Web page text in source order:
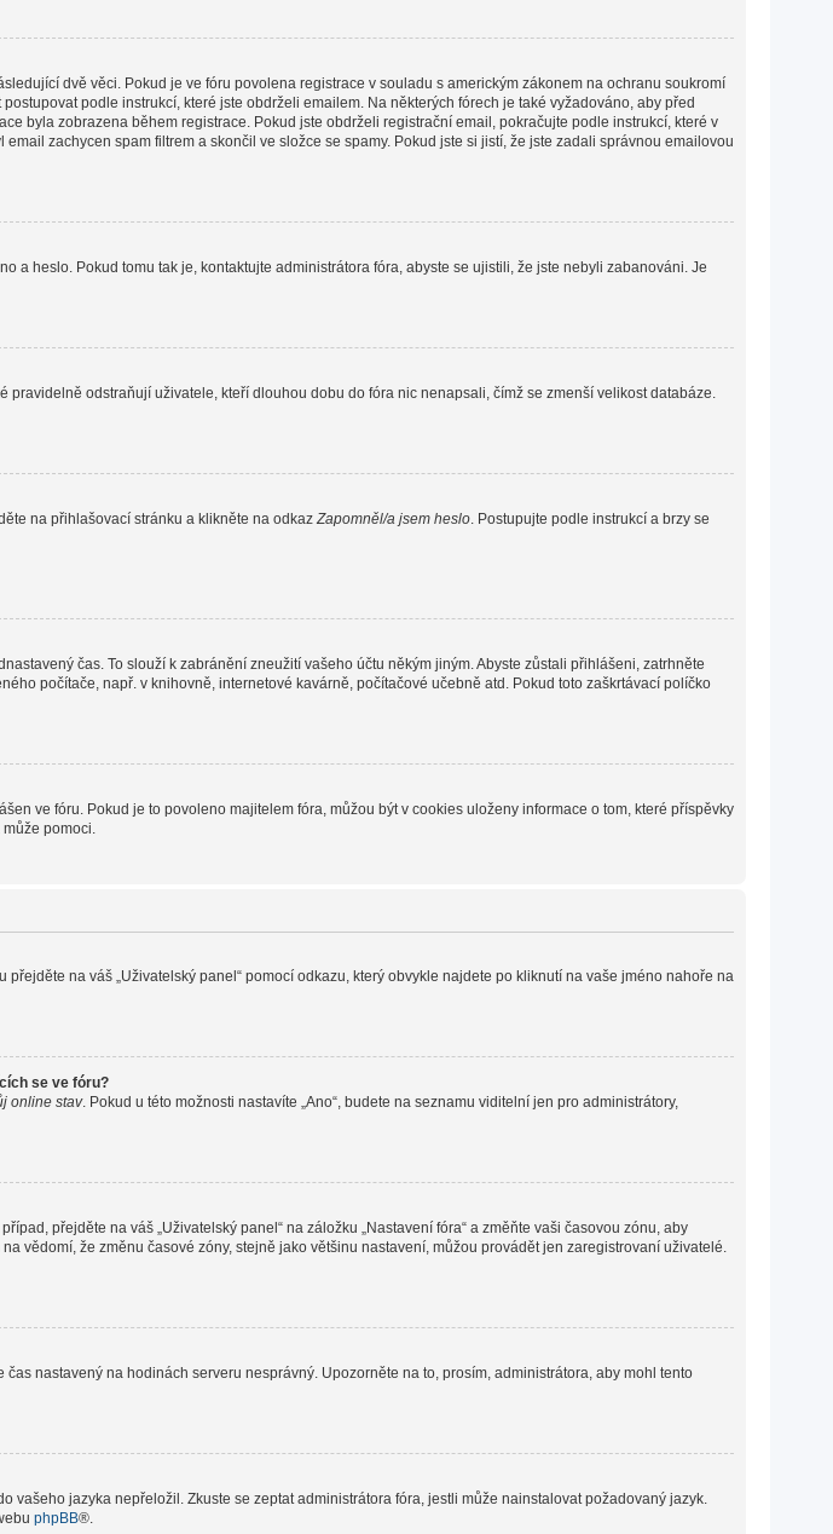
dvě věci. Pokud je ve fóru povolena registrace v souladu s americkým zákonem na ochranu soukromí
podle instrukcí, které jste obdrželi emailem. Na některých fórech je také vyžadováno, aby před
byla zobrazena během registrace. Pokud jste obdrželi registrační email, pokračujte podle instrukcí, které v
zachycen spam filtrem a skončil ve složce se spamy. Pokud jste si jistí, že jste zadali správnou emailovou
a heslo. Pokud tomu tak je, kontaktujte administrátora fóra, abyste se ujistili, že jste nebyli zabanováni. Je
odstraňují uživatele, kteří dlouhou dobu do fóra nic nenapsali, čímž se zmenší velikost databáze.
na přihlašovací stránku a klikněte na odkazZapomněl/a jsem heslo. Postupujte podle instrukcí a brzy se
čas. To slouží k zabránění zneužití vašeho účtu někým jiným. Abyste zůstali přihlášeni, zatrhněte
počítače, např. v knihovně, internetové kavárně, počítačové učebně atd. Pokud toto zaškrtávací políčko
ve fóru. Pokud je to povoleno majitelem fóra, můžou být v cookies uloženy informace o tom, které příspěvky
pomoci.
na váš „Uživatelský panel“ pomocí odkazu, který obvykle najdete po kliknutí na vaše jméno nahoře na
se ve fóru?
online stav. Pokud u této možnosti nastavíte „Ano“, budete na seznamu viditelní jen pro administrátory,
přejděte na váš „Uživatelský panel“ na záložku „Nastavení fóra“ a změňte vaši časovou zónu, aby
vědomí, že změnu časové zóny, stejně jako většinu nastavení, můžou provádět jen zaregistrovaní uživatelé.
nastavený na hodinách serveru nesprávný. Upozorněte na to, prosím, administrátora, aby mohl tento
jazyka nepřeložil. Zkuste se zeptat administrátora fóra, jestli může nainstalovat požadovaný jazyk.
phpBB®.